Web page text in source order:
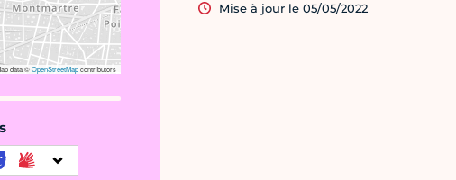
data ©OpenStreetMapcontributors
Mise à jour le 05/05/2022